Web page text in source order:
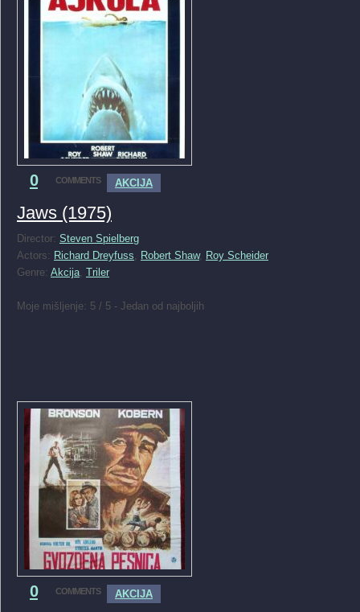
0 COMMENTS AKCIJA
Jaws (1975)
Director: Steven Spielberg
Actors: Richard Dreyfuss Robert Shaw, Roy Scheider
Genre: Akcija Triler
Moje mišljenje: 5 / 5 - Jedan od najboljih
0 COMMENTS AKCIJA